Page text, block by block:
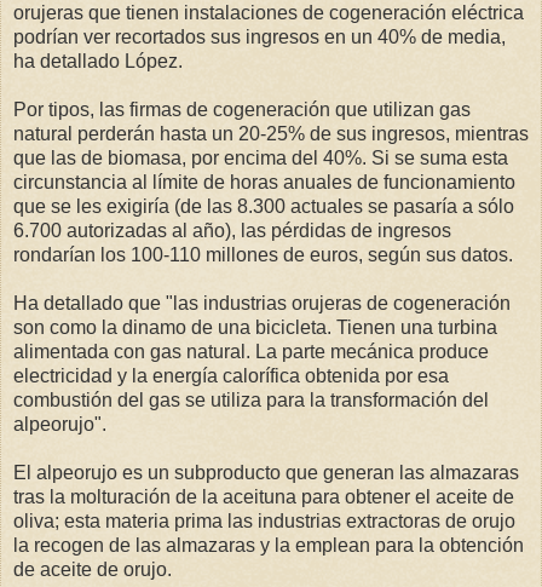
orujeras que tienen instalaciones de cogeneración eléctrica
podrían ver recortados sus ingresos en un 40% de media,
ha detallado López.
Por tipos, las firmas de cogeneración que utilizan gas
natural perderán hasta un 20-25% de sus ingresos, mientras
que las de biomasa, por encima del 40%. Si se suma esta
circunstancia al límite de horas anuales de funcionamiento
que se les exigiría (de las 8.300 actuales se pasaría a sólo
6.700 autorizadas al año), las pérdidas de ingresos
rondarían los 100-110 millones de euros, según sus datos.
Ha detallado que "las industrias orujeras de cogeneración
son como la dinamo de una bicicleta. Tienen una turbina
alimentada con gas natural. La parte mecánica produce
electricidad y la energía calorífica obtenida por esa
combustión del gas se utiliza para la transformación del
alpeorujo".
El alpeorujo es un subproducto que generan las almazaras
tras la molturación de la aceituna para obtener el aceite de
oliva; esta materia prima las industrias extractoras de orujo
la recogen de las almazaras y la emplean para la obtención
de aceite de orujo.